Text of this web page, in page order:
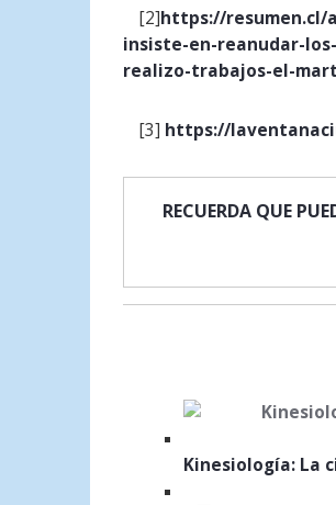
[2]https://resumen.cl/
insiste-en-reanudar-
realizo-trabajos-el-
[3] https://
RECUERDA QUE
Kinesiología: La